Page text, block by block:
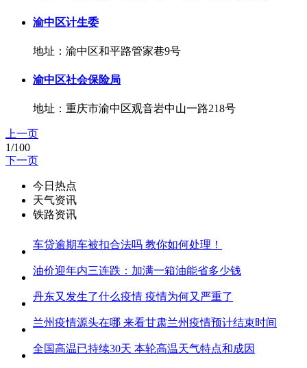
渝中区计生委
地址：渝中区和平路管家巷9号
渝中区社会保险局
地址：重庆市渝中区观音岩中山一路218号
上一页
1/100
下一页
今日热点
天气资讯
铁路资讯
车贷逾期车被扣合法吗 教你如何处理！
油价迎年内三连跌：加满一箱油能省多少钱
丹东又发生了什么疫情 疫情为何又严重了
兰州疫情源头在哪 来看甘肃兰州疫情预计结束时间
全国高温已持续30天 本轮高温天气特点和成因